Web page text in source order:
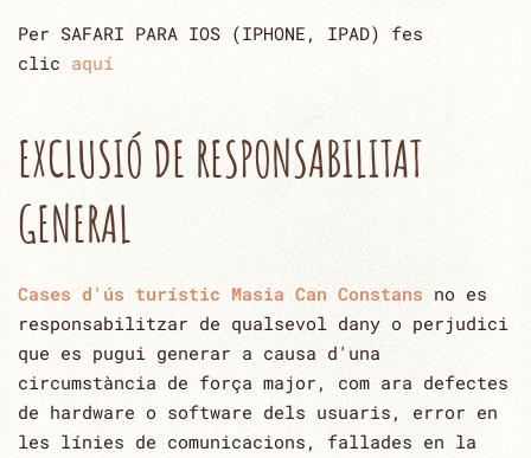
Per SAFARI PARA IOS (IPHONE, IPAD) fes
clic aquí
EXCLUSIÓ DE RESPONSABILITAT
GENERAL
Cases d'ús turístic Masia Can Constans no es
responsabilitzar de qualsevol dany o perjudici
que es pugui generar a causa d'una
‎circumstància de força major, com ara defectes
de hardware o software dels usuaris, error en
les línies de ‎comunicacions, fallades en la